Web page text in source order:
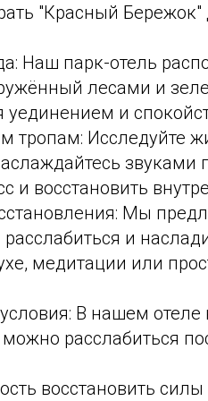
"Красный Бережок"
Наш парк-отель
лесами и
уединением и
тропам: Исследуйте
звуками
и восстановить
Мы
и
медитации или
В нашем
расслабиться
восстановить